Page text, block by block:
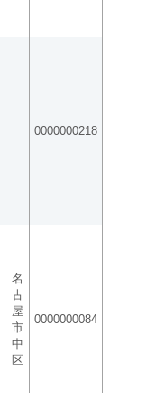
0000000218
名
古
屋
市
中
区
0000000084